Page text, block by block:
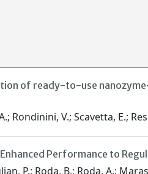
of ready-to-use
Rondinini, V.; Scavetta, E.;
Performance to
P.; Roda, B.; Roda, A.;